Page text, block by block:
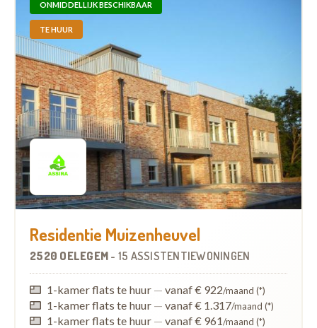
ONMIDDELLIJK BESCHIKBAAR
TE HUUR
Residentie Muizenheuvel
2520 OELEGEM - 15 ASSISTENTIEWONINGEN
1-kamer flats te huur — vanaf € 922/maand (*)
1-kamer flats te huur — vanaf € 1.317/maand (*)
1-kamer flats te huur — vanaf € 961/maand (*)